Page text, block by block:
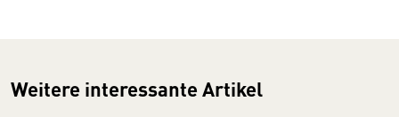
Weitere interessante Artikel